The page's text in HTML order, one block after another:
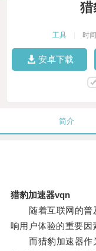
猎
工具 时
安卓下载
简介
猎豹加速器vqn
随着互联网的普
响用户体验的重要因
而猎豹加速器作